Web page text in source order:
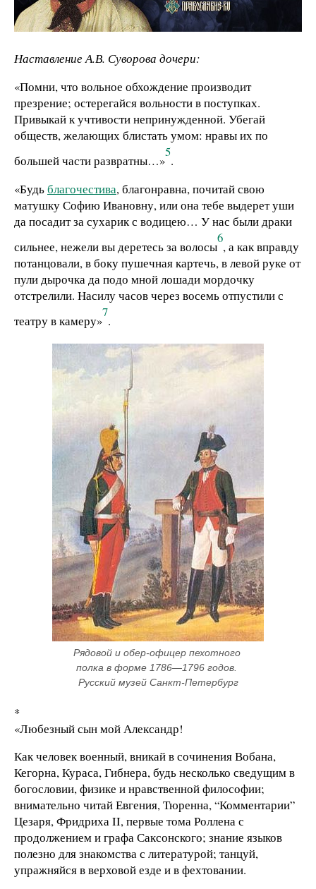
Наставление А.В. Суворова дочери:
«Помни, что вольное обхождение производит
презрение; остерегайся вольности в поступках.
Привыкай к учтивости непринужденной. Убегай
обществ, желающих блистать умом: нравы их по
большей части развратны…»
5
.
«Будьблагочестива, благонравна, почитай свою
матушку Софию Ивановну, или она тебе выдерет уши
да посадит за сухарик с водицею… У нас были драки
сильнее, нежели вы деретесь за волосы
6
, а как вправду
потанцовали, в боку пушечная картечь, в левой руке от
пули дырочка да подо мной лошади мордочку
отстрелили. Насилу часов через восемь отпустили с
театру в камеру»
7
.
Рядовой и обер-офицер пехотного
полка в форме 1786—1796 годов.
Русский музей Санкт-Петербург
*
«Любезный сын мой Александр!
Как человек военный, вникай в сочинения Вобана,
Кегорна, Кураса, Гибнера, будь несколько сведущим в
богословии, физике и нравственной философии;
внимательно читай Евгения, Тюренна, “Комментарии”
Цезаря, Фридриха II, первые тома Роллена с
продолжением и графа Саксонского; знание языков
полезно для знакомства с литературой; танцуй,
упражняйся в верховой езде и в фехтовании.